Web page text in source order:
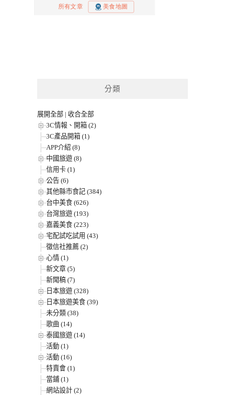
分類
展開全部 | 收合全部
3C情報、開箱 (2)
3C產品開箱 (1)
APP介紹 (8)
中國旅遊 (8)
信用卡 (1)
公告 (6)
其他縣市食記 (384)
台中美食 (626)
台灣旅遊 (193)
嘉義美食 (223)
宅配試吃試用 (43)
徵信社推薦 (2)
心情 (1)
新文章 (5)
新聞稿 (7)
日本旅遊 (328)
日本旅遊美食 (39)
未分類 (38)
歌曲 (14)
泰國旅遊 (14)
活動 (1)
活動 (16)
特賣會 (1)
當鋪 (1)
網站設計 (2)